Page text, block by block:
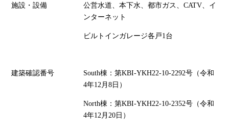
施設・設備
公営水道、本下水、都市ガス、CATV、イ
ンターネット
ビルトインガレージ各戸1台
建築確認番号
South棟：第KBI-YKH22-10-2292号（令和
4年12月8日）
North棟：第KBI-YKH22-10-2352号（令和
4年12月20日）